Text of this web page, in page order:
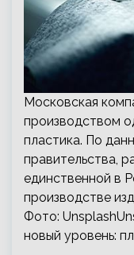
Московская
производством
пластика. По
правительства,
единственной в
производстве
Фото:
новый уровень: